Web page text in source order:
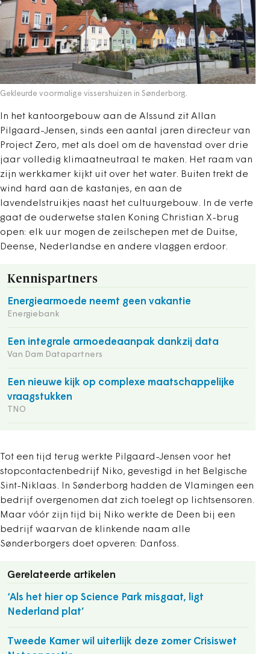
Gekleurde voormalige vissershuizen in Sønderborg.
In het kantoorgebouw aan de Alssund zit Allan
Pilgaard-Jensen, sinds een aantal jaren directeur van
Project Zero, met als doel om de havenstad over drie
jaar volledig klimaatneutraal te maken. Het raam van
zijn werkkamer kijkt uit over het water. Buiten trekt de
wind hard aan de kastanjes, en aan de
lavendelstruikjes naast het cultuurgebouw. In de verte
gaat de ­ouderwetse stalen Koning Christian X-brug
open: elk uur mogen de zeilschepen met de Duitse,
Deense, Nederlandse en andere vlaggen erdoor.
Kennispartners
Energiearmoede neemt geen vakantie
Energiebank
Een integrale armoedeaanpak dankzij data
Van Dam Datapartners
Een nieuwe kijk op complexe maatschappelijke
vraagstukken
TNO
Tot een tijd terug werkte Pilgaard-Jensen voor het
stopcontactenbedrijf Niko, gevestigd in het Belgische
Sint-Niklaas. In Sønderborg hadden de Vlamingen een
bedrijf overgenomen dat zich toelegt op lichtsensoren.
Maar vóór zijn tijd bij Niko werkte de Deen bij een
bedrijf waarvan de klinkende naam alle
Sønderborgers doet opveren: Danfoss.
Gerelateerde artikelen
‘Als het hier op Science Park misgaat, ligt
Nederland plat’
Tweede Kamer wil uiterlijk deze zomer Crisiswet